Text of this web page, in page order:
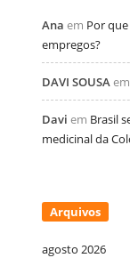
Ana em Por
empregos?
DAVI SOUSA em
Davi em Brasil
medicinal da
Arquivos
agosto 2026